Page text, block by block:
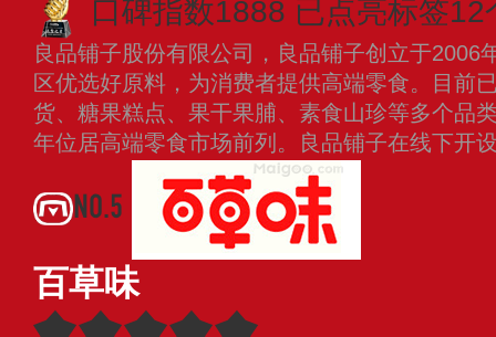
口碑指数1888 已点亮标签12
良品铺子股份有限公司，良品铺子创立于2006
区优选好原料，为消费者提供高端零食。目前
货、糖果糕点、果干果脯、素食山珍等多个品
年位居高端零食市场前列。良品铺子在线下开
NO.5
百草味